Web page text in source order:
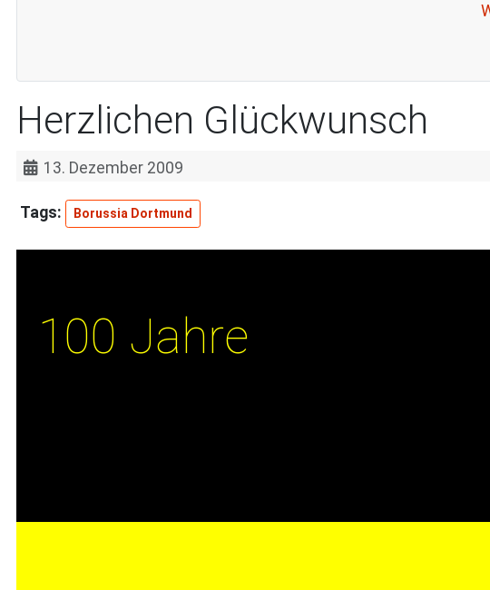
Herzlichen Glückwunsch
13. Dezember 2009
Borussia Dortmund
100 Jahre